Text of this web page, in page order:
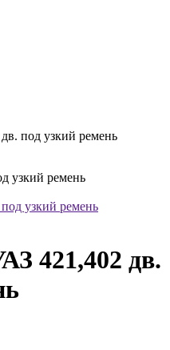
под узкий ремень
узкий ремень
421,402 дв.